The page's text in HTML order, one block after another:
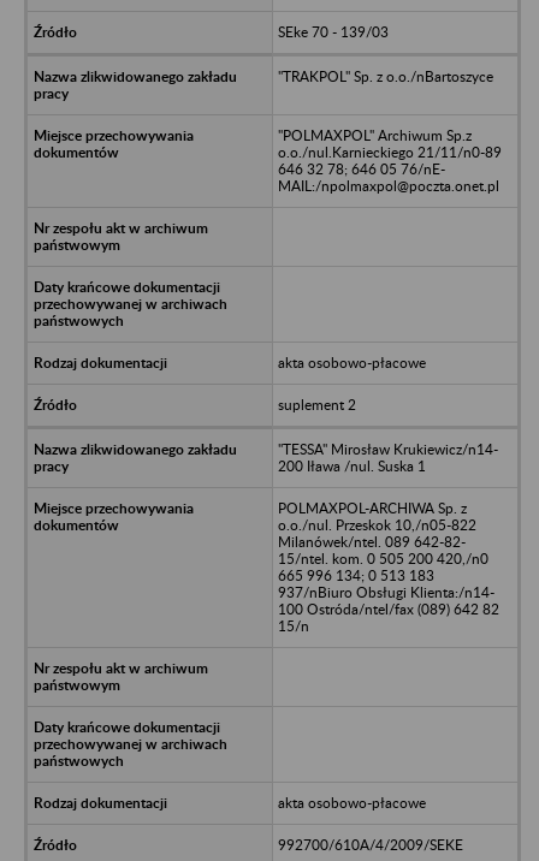
SEke 70 - 139/03
"TRAKPOL" Sp. z o.o./nBartoszyce
"POLMAXPOL" Archiwum Sp.z
o.o./nul.Karnieckiego 21/11/n0-89
646 32 78; 646 05 76/nE-
MAIL:/npolmaxpol@poczta.onet.pl
akta osobowo-płacowe
suplement 2
"TESSA" Mirosław Krukiewicz/n14-
200 Iława /nul. Suska 1
POLMAXPOL-ARCHIWA Sp. z
o.o./nul. Przeskok 10,/n05-822
Milanówek/ntel. 089 642-82-
15/ntel. kom. 0 505 200 420,/n0
665 996 134; 0 513 183
937/nBiuro Obsługi Klienta:/n14-
100 Ostróda/ntel/fax (089) 642 82
15/n
akta osobowo-płacowe
992700/610A/4/2009/SEKE